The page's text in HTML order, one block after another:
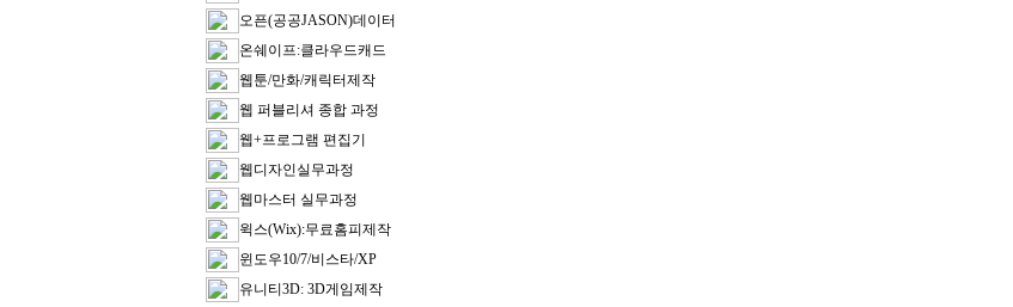
오픈(공공JASON)데이터
온쉐이프:클라우드캐드
웹툰/만화/캐릭터제작
웹 퍼블리셔 종합 과정
웹+프로그램 편집기
웹디자인실무과정
웹마스터 실무과정
윅스(Wix):무료홈피제작
윈도우10/7/비스타/XP
유니티3D: 3D게임제작